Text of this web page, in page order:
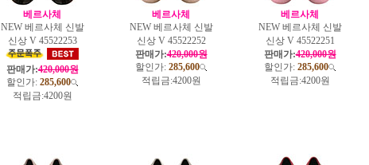
베르사체
NEW 베르사체 신발
신상 V 45522253
판매가:420,000원
할인가: 285,600
적립금:4200원
베르사체
NEW 베르사체 신발
신상 V 45522252
판매가:420,000원
할인가: 285,600
적립금:4200원
베르사체
NEW 베르사체 신발
신상 V 45522251
판매가:420,000원
할인가: 285,600
적립금:4200원